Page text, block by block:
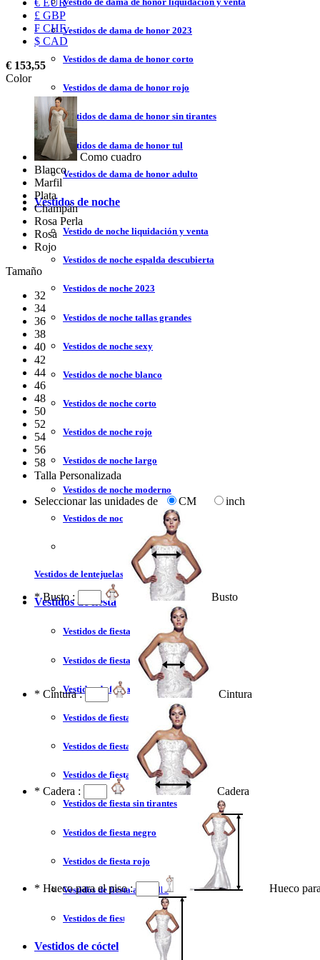
Vestidos de dama de honor 2023
Vestidos de dama de honor corto
Vestidos de dama de honor rojo
Vestidos de dama de honor sin tirantes
Vestidos de dama de honor tul
Vestidos de dama de honor adulto
Vestidos de noche
Vestido de noche liquidación y venta
Vestidos de noche espalda descubierta
Vestidos de noche 2023
Vestidos de noche tallas grandes
Vestidos de noche sexy
Vestidos de noche blanco
Vestidos de noche corto
Vestidos de noche rojo
Vestidos de noche largo
Vestidos de noche moderno
Vestidos de noche sin tirantes
Vestidos de lentejuelas
Vestidos de fiesta
Vestidos de fiesta liquidación y venta
Vestidos de fiesta 2023
Vestidos de fiesta sexy
Vestidos de fiesta largo
Vestidos de fiesta corto
Vestidos de fiesta corte princesa
Vestidos de fiesta sin tirantes
Vestidos de fiesta negro
Vestidos de fiesta rojo
Vestidos de fiesta amarillo
Vestidos de fiesta azul
Vestidos de cóctel
€ EUR
£ GBP
₣ CHF
$ CAD
€ 153,55
Color
Como cuadro
Blanco
Marfil
Plata
Champán
Rosa Perla
Rosa
Rojo
Tamaño
32
34
36
38
40
42
44
46
48
50
52
54
56
58
Talla Personalizada
Seleccionar las unidades de CM inch
* Busto : Busto
* Cintura : Cintura
* Cadera : Cadera
* Hueco para el piso : Hueco